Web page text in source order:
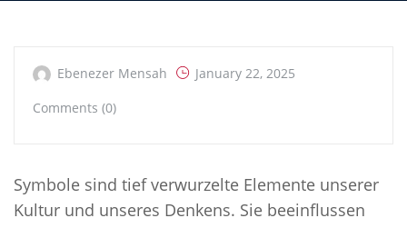
Ebenezer Mensah
January 22, 2025
Comments (0)
Symbole sind tief verwurzelte Elemente unserer
Kultur und unseres Denkens. Sie beeinflussen